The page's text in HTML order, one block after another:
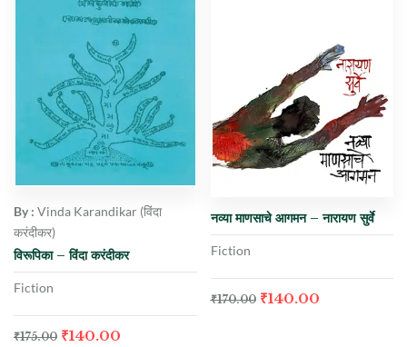
By : Vinda Karandikar (विंदा
करंदीकर)
विरूपिका – विंदा करंदीकर
Fiction
₹175.00 ₹140.00
नव्या माणसाचे आगमन – नारायण सुर्वे
Fiction
₹170.00 ₹140.00